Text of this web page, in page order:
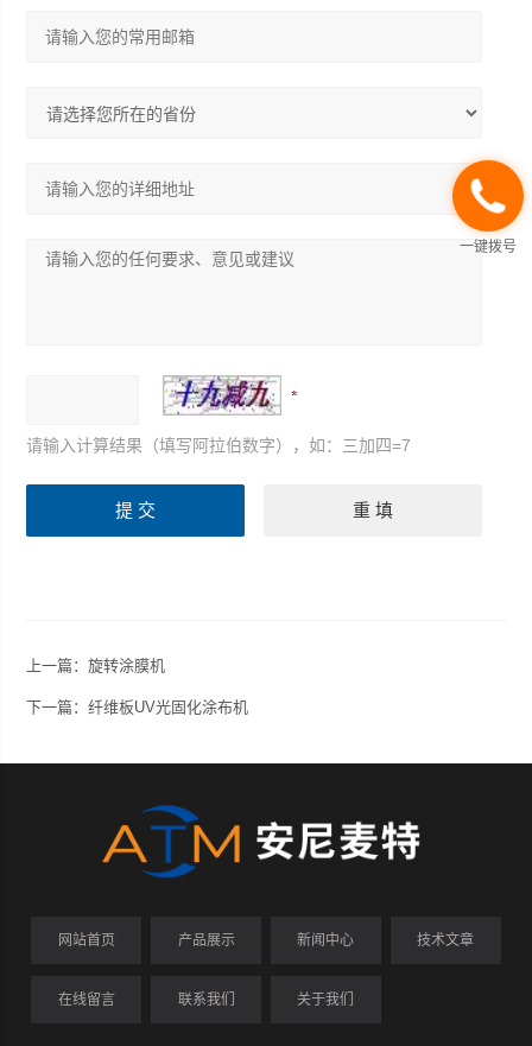
请输入计算结果（填写阿拉伯数字），如：三加四=7
上一篇：旋转涂膜机
下一篇：纤维板UV光固化涂布机
网站首页 产品展示 新闻中心 技术文章
在线留言 联系我们 关于我们
一键拨号